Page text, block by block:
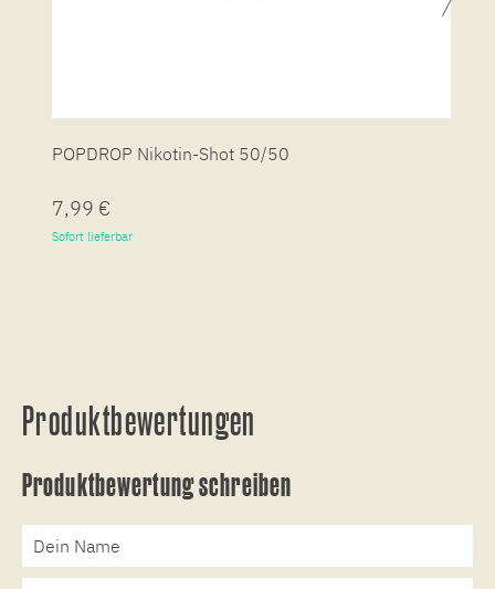
POPDROP Nikotin-Shot 50/50
7,99 €
Sofort lieferbar
Produktbewertungen
Produktbewertung schreiben